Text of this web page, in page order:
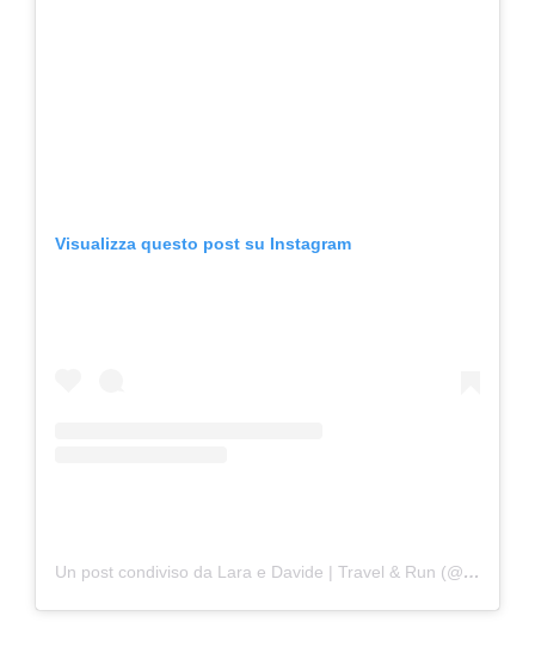
Visualizza questo post su Instagram
Un post condiviso da Lara e Davide | Travel & Run (@viaggiacorrisogna)